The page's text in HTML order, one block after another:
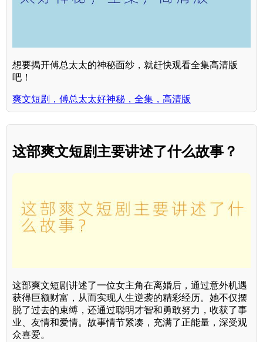
想要揭开傅总太太的神秘面纱，就赶快观看全集高清版
吧！
爽文短剧，傅总太太好神秘，全集，高清版
这部爽文短剧主要讲述了什么故事？
这部爽文短剧讲述了一位女主角在离婚后，通过意外机遇
获得巨额财富，从而实现人生逆袭的精彩经历。她不仅摆
脱了过去的束缚，还通过聪明才智和勇敢努力，收获了事
业、友情和爱情。故事情节紧凑，充满了正能量，深受观
众喜爱。